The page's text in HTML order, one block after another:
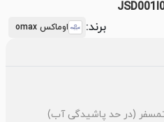
برند: اوماکس omax